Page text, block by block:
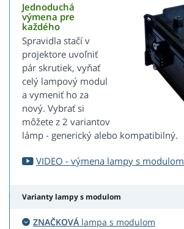
Jednoduchá
výmena pre
každého
Spravidla stačí v
projektore uvoľniť
pár skrutiek, vyňať
celý lampový modul
a vymeniť ho za
nový. Vybrať si
môžete z 2 variantov
lámp - generický alebo kompatibilný.
VIDEO - výmena lampy s modulom
Varianty lampy s modulom
ZNAČKOVÁ lampa s modulom